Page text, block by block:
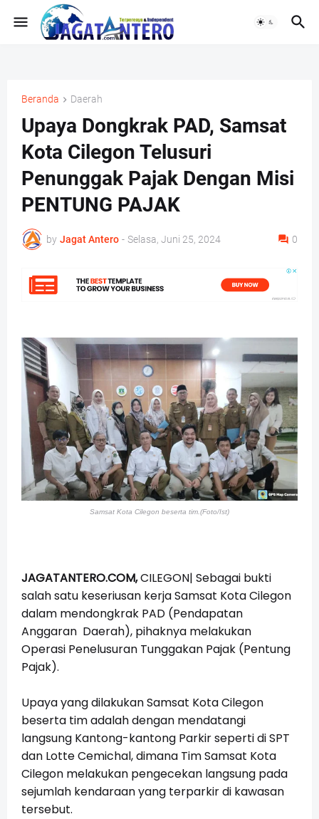
Beranda Daerah
Upaya Dongkrak PAD, Samsat
Kota Cilegon Telusuri
Penunggak Pajak Dengan Misi
PENTUNG PAJAK
by Jagat Antero - Selasa, Juni 25, 2024 0
Samsat Kota Cilegon beserta tim.(Foto/Ist)
JAGATANTERO.COM,CILEGON| Sebagai bukti
salah satu keseriusan kerja Samsat Kota Cilegon
dalam mendongkrak PAD (Pendapatan
Anggaran Daerah), pihaknya melakukan
Operasi Penelusuran Tunggakan Pajak (Pentung
Pajak).
Upaya yang dilakukan Samsat Kota Cilegon
beserta tim adalah dengan mendatangi
langsung Kantong-kantong Parkir seperti di SPT
dan Lotte Cemichal, dimana Tim Samsat Kota
Cilegon melakukan pengecekan langsung pada
sejumlah kendaraan yang terparkir di kawasan
tersebut.